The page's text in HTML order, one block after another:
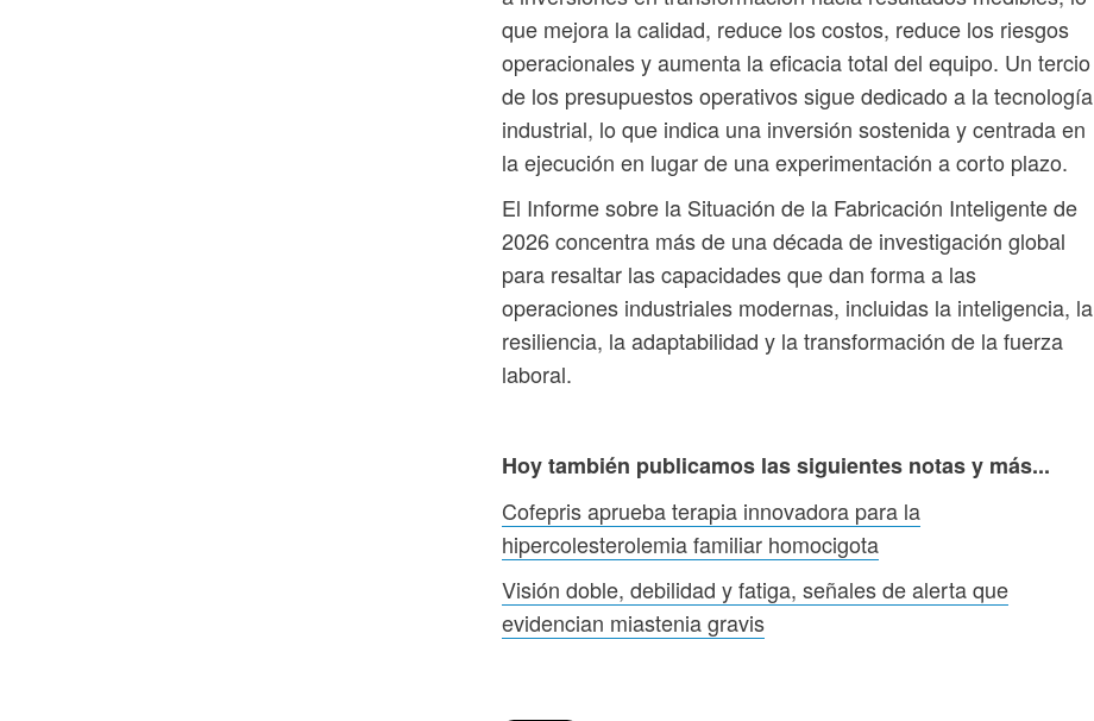
que mejora la calidad, reduce los costos, reduce los riesgos
operacionales y aumenta la eficacia total del equipo. Un tercio
de los presupuestos operativos sigue dedicado a la tecnología
industrial, lo que indica una inversión sostenida y centrada en
la ejecución en lugar de una experimentación a corto plazo.
El Informe sobre la Situación de la Fabricación Inteligente de
2026 concentra más de una década de investigación global
para resaltar las capacidades que dan forma a las
operaciones industriales modernas, incluidas la inteligencia, la
resiliencia, la adaptabilidad y la transformación de la fuerza
laboral.
Hoy también publicamos las siguientes notas y más...
Cofepris aprueba terapia innovadora para la
hipercolesterolemia familiar homocigota
Visión doble, debilidad y fatiga, señales de alerta que
evidencian miastenia gravis